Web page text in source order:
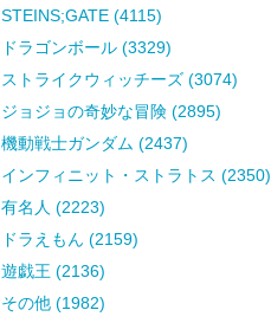
STEINS;GATE (4115)
ドラゴンボール (3329)
ストライクウィッチーズ (3074)
ジョジョの奇妙な冒険 (2895)
機動戦士ガンダム (2437)
インフィニット・ストラトス (2350)
有名人 (2223)
ドラえもん (2159)
遊戯王 (2136)
その他 (1982)